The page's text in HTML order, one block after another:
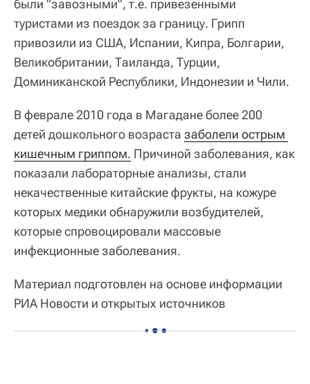
были "завозными", т.е. привезенными
туристами из поездок за границу. Грипп
привозили из США, Испании, Кипра, Болгарии,
Великобритании, Таиланда, Турции,
Доминиканской Республики, Индонезии и Чили.
В феврале 2010 года в Магадане более 200
детей дошкольного возраста заболели острым
кишечным гриппом. Причиной заболевания, как
показали лабораторные анализы, стали
некачественные китайские фрукты, на кожуре
которых медики обнаружили возбудителей,
которые спровоцировали массовые
инфекционные заболевания.
Материал подготовлен на основе информации
РИА Новости и открытых источников